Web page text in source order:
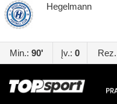
Hegelmann
Min.: 90' Įv.: 0